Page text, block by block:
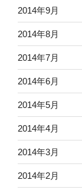
2014年9月
2014年8月
2014年7月
2014年6月
2014年5月
2014年4月
2014年3月
2014年2月